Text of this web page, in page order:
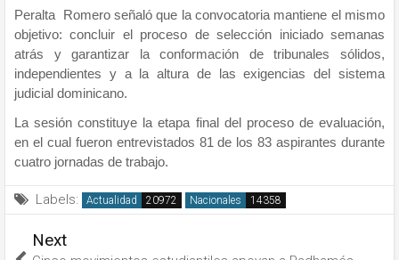
Peralta Romero señaló que la convocatoria mantiene el mismo
objetivo: concluir el proceso de selección iniciado semanas
atrás y garantizar la conformación de tribunales sólidos,
independientes y a la altura de las exigencias del sistema
judicial dominicano.
La sesión constituye la etapa final del proceso de evaluación,
en el cual fueron entrevistados 81 de los 83 aspirantes durante
cuatro jornadas de trabajo.
Labels: Actualidad Nacionales
Next